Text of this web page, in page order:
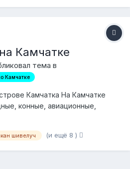
личным сообщением
Камчатке
тема в
Камчатке
Камчатка На Камчатке
конные, авиационные,
по различным видам спорта
Камчатка демонстрирует
природные явления,...
шивелуч (и ещё 8 )